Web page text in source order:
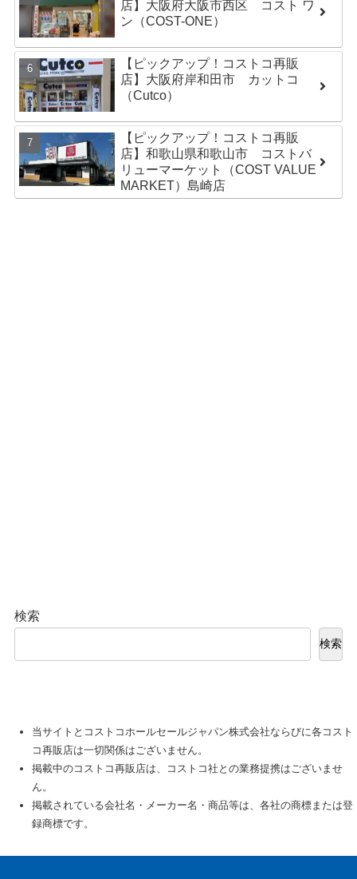
店】大阪府大阪市西区 コスト ワ
ン（COST-ONE）
【ピックアップ！コストコ再販
店】大阪府岸和田市 カットコ
（Cutco）
【ピックアップ！コストコ再販
店】和歌山県和歌山市 コストバ
リューマーケット（COST VALUE
MARKET）島崎店
検索
検索
当サイトとコストコホールセールジャパン株式会社ならびに各コスト
コ再販店は一切関係はございません。
掲載中のコストコ再販店は、コストコ社との業務提携はございませ
ん。
掲載されている会社名・メーカー名・商品等は、各社の商標または登
録商標です。